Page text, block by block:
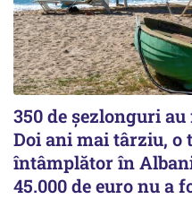
350 de șezlonguri
Doi ani mai târziu, o
întâmplător în
45.000 de euro nu a